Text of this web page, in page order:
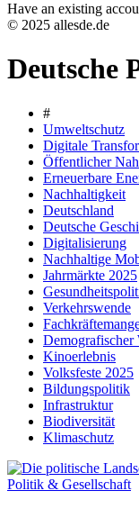
Have an existing
© 2025 allesde.de
Deutsche
#
Umweltschutz
Digitale
Öffentlicher
Erneuerbare
Nachhaltigkeit
Deutschland
Deutsche
Digitalisierung
Nachhaltige
Jahrmärkte 2025
Verkehrswende
Demografischer
Kinoerlebnis
Volksfeste 2025
Bildungspolitik
Infrastruktur
Biodiversität
Klimaschutz
Politik & Gesellschaft